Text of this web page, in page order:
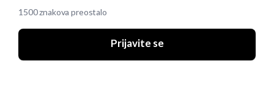
1500 znakova preostalo
Prijavite se